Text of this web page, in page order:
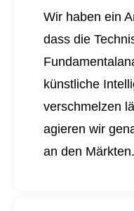
Wir haben ein
dass die
künstliche
verschmelzen
agieren wir
an den Märkten.